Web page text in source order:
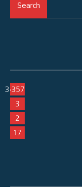
Search
3٬357
3
2
17